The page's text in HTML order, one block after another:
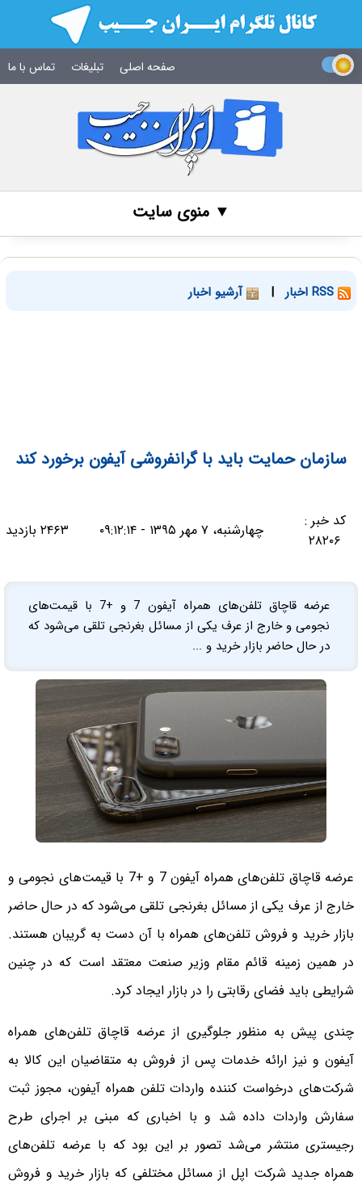
صفحه اصلی تبلیغات تماس با ما
▼ منوی سایت
| آرشیو اخبار
سازمان حمایت باید با گرانفروشی‌ آیفون برخورد کند
کد خبر :
۲۸۲۰۶
چهارشنبه، ۷ مهر ۱۳۹۵ - ۰۹:۱۲:۱۴ ۲۴۶۳ بازدید
عرضه قاچاق تلفن‌های همراه آیفون 7 و +7 با قیمت‌های
نجومی و خارج از عرف یکی از مسائل بغرنجی تلقی می‌شود که
در حال حاضر بازار خرید و ...
عرضه قاچاق تلفن‌های همراه آیفون 7 و +7 با قیمت‌های نجومی و
خارج از عرف یکی از مسائل بغرنجی تلقی می‌شود که در حال حاضر
بازار خرید و فروش تلفن‌های همراه با آن دست به گریبان هستند.
در همین زمینه قائم مقام وزیر صنعت معتقد است که در چنین
شرایطی باید فضای رقابتی را در بازار ایجاد کرد.
چندی پیش به منظور جلوگیری از عرضه قاچاق تلفن‌های همراه
آیفون و نیز ارائه خدمات پس از فروش به متقاضیان این کالا به
شرکت‌های درخواست‌ کننده واردات تلفن همراه آیفون، مجوز ثبت
سفارش واردات داده شد و با اخباری که مبنی بر اجرای طرح
رجیستری منتشر می‌شد تصور بر این بود که با عرضه تلفن‌های
همراه جدید شرکت اپل از مسائل مختلفی که بازار خرید و فروش